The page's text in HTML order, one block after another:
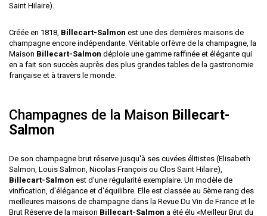
Saint Hilaire).
Créée en 1818, Billecart-Salmon est une des dernières maisons de
champagne encore indépendante. Véritable orfèvre de la champagne, la
Maison Billecart-Salmon déploie une gamme raffinée et élégante qui
en a fait son succès auprès des plus grandes tables de la gastronomie
française et à travers le monde.
Champagnes de la Maison Billecart-
Salmon
De son champagne brut réserve jusqu'à ses cuvées élitistes (Elisabeth
Salmon, Louis Salmon, Nicolas François ou Clos Saint Hilaire),
Billecart-Salmon est d'une régularité exemplaire. Un modèle de
vinification, d'élégance et d'équilibre. Elle est classée au 5ème rang des
meilleures maisons de champagne dans la Revue Du Vin de France et le
Brut Réserve de la maison Billecart-Salmon a été élu «Meilleur Brut du